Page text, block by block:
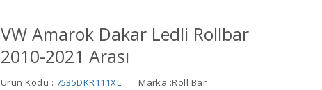
VW Amarok Dakar Ledli Rollbar
2010-2021 Arası
Ürün Kodu : 7535DKR111XL Marka :Roll Bar